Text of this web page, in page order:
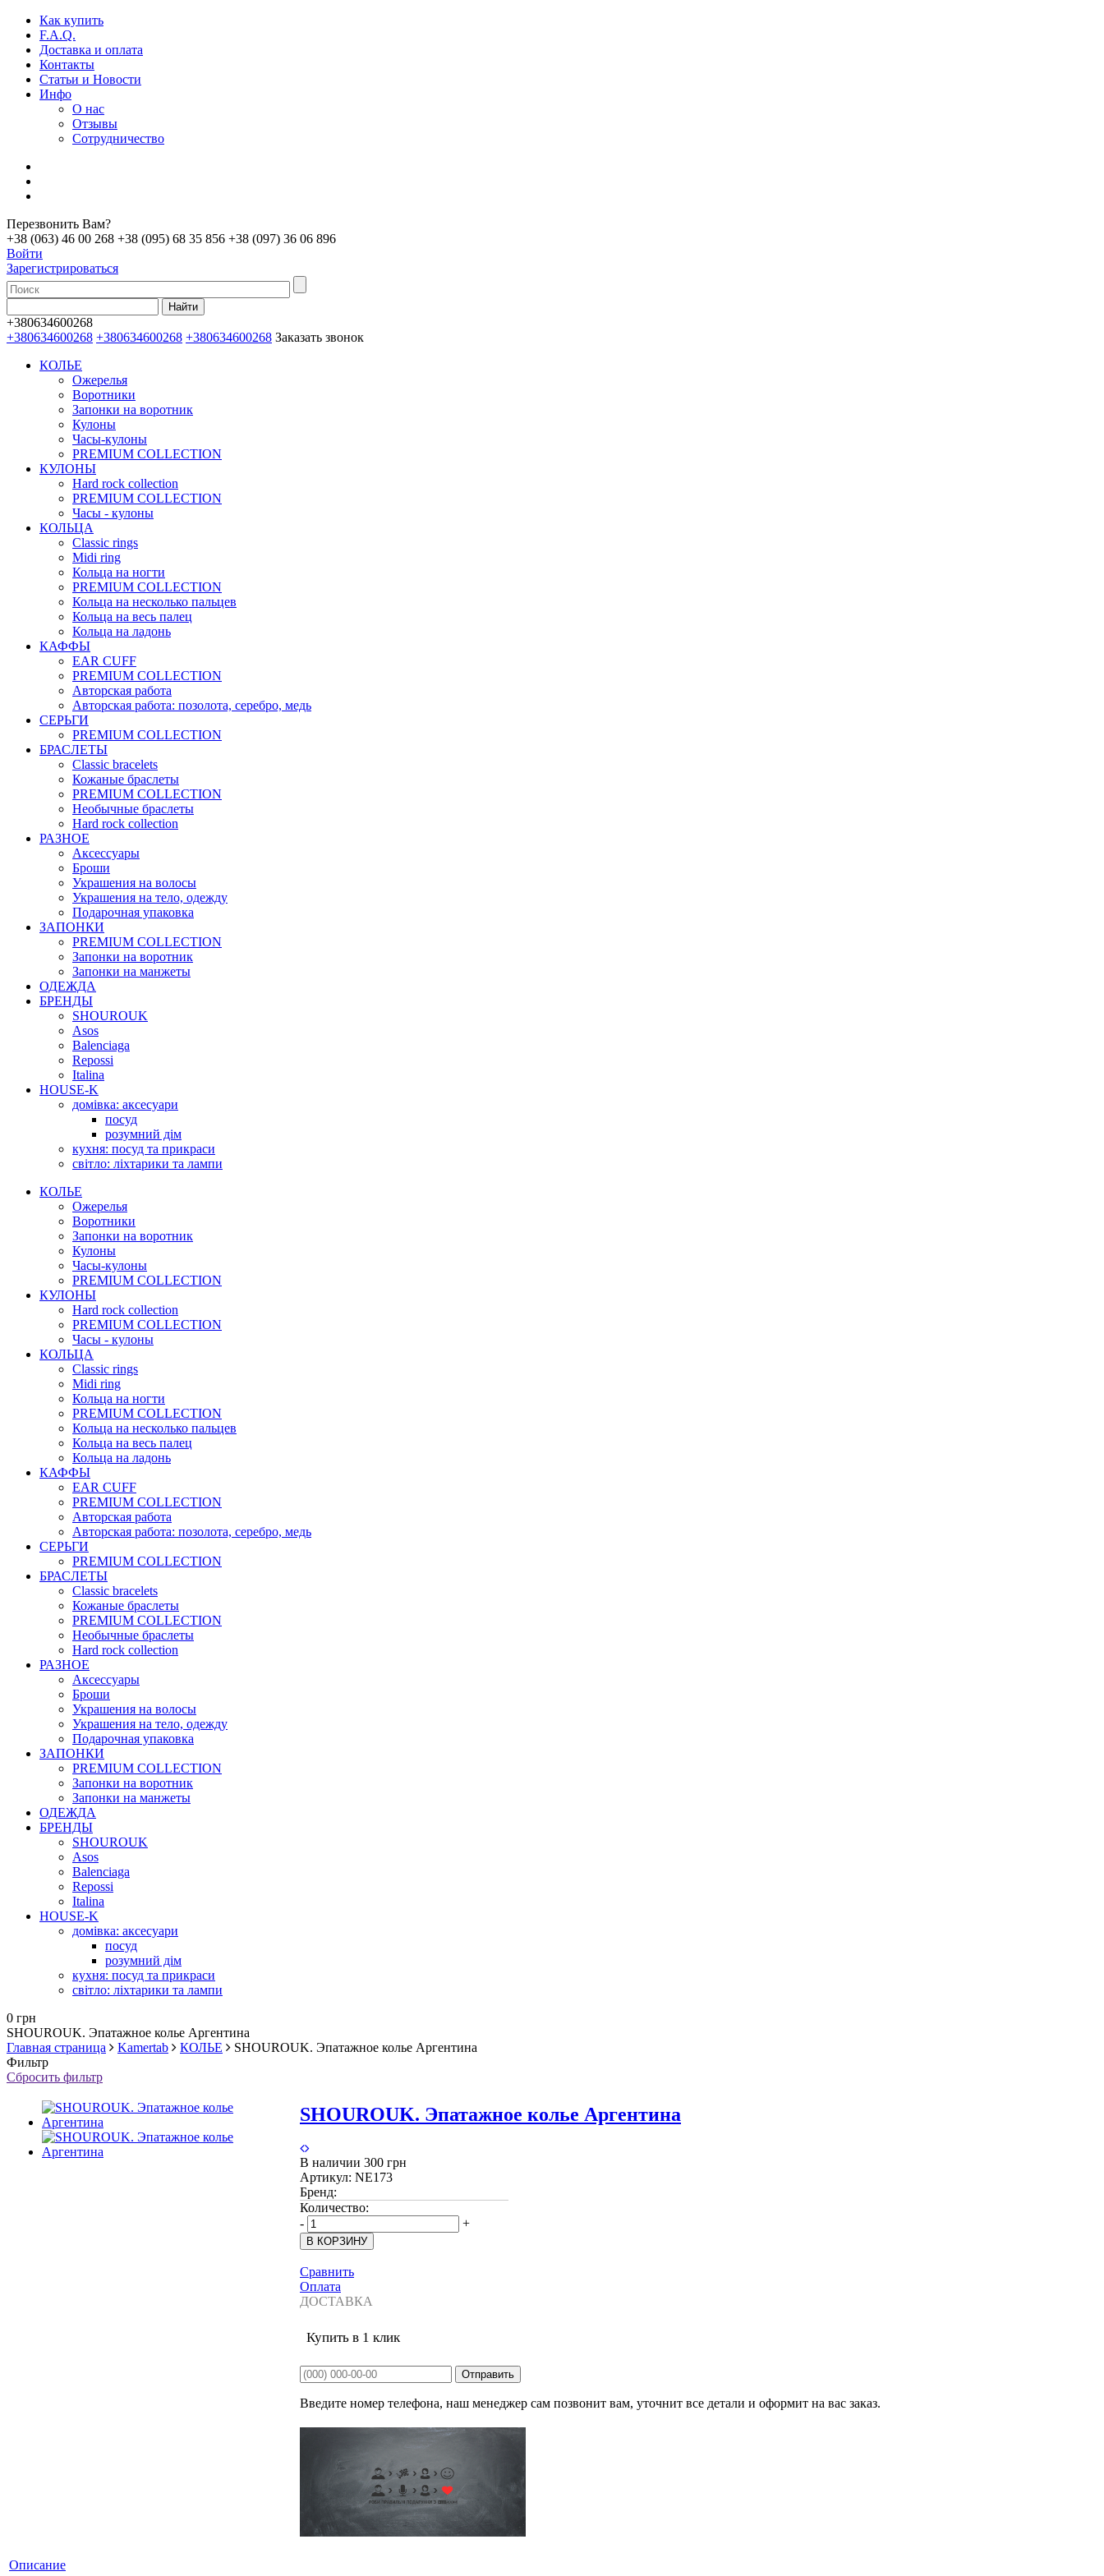
Как купить
F.A.Q.
Доставка и оплата
Контакты
Статьи и Новости
Инфо
О нас
Отзывы
Сотрудничество
Перезвонить Вам?
+38 (063) 46 00 268 +38 (095) 68 35 856 +38 (097) 36 06 896
Войти
Зарегистрироваться
+380634600268
+380634600268 +380634600268 +380634600268 Заказать звонок
КОЛЬЕ
Ожерелья
Воротники
Запонки на воротник
Кулоны
Часы-кулоны
PREMIUM COLLECTION
КУЛОНЫ
Hard rock collection
PREMIUM COLLECTION
Часы - кулоны
КОЛЬЦА
Classic rings
Midi ring
Кольца на ногти
PREMIUM COLLECTION
Кольца на несколько пальцев
Кольца на весь палец
Кольца на ладонь
КАФФЫ
EAR CUFF
PREMIUM COLLECTION
Авторская работа
Авторская работа: позолота, серебро, медь
СЕРЬГИ
PREMIUM COLLECTION
БРАСЛЕТЫ
Classic bracelets
Кожаные браслеты
PREMIUM COLLECTION
Необычные браслеты
Hard rock collection
РАЗНОЕ
Аксессуары
Броши
Украшения на волосы
Украшения на тело, одежду
Подарочная упаковка
ЗАПОНКИ
PREMIUM COLLECTION
Запонки на воротник
Запонки на манжеты
ОДЕЖДА
БРЕНДЫ
SHOUROUK
Asos
Balenciaga
Repossi
Italina
HOUSE-K
домівка: аксесуари
посуд
розумний дім
кухня: посуд та прикраси
світло: ліхтарики та лампи
КОЛЬЕ
Ожерелья
Воротники
Запонки на воротник
Кулоны
Часы-кулоны
PREMIUM COLLECTION
КУЛОНЫ
Hard rock collection
PREMIUM COLLECTION
Часы - кулоны
КОЛЬЦА
Classic rings
Midi ring
Кольца на ногти
PREMIUM COLLECTION
Кольца на несколько пальцев
Кольца на весь палец
Кольца на ладонь
КАФФЫ
EAR CUFF
PREMIUM COLLECTION
Авторская работа
Авторская работа: позолота, серебро, медь
СЕРЬГИ
PREMIUM COLLECTION
БРАСЛЕТЫ
Classic bracelets
Кожаные браслеты
PREMIUM COLLECTION
Необычные браслеты
Hard rock collection
РАЗНОЕ
Аксессуары
Броши
Украшения на волосы
Украшения на тело, одежду
Подарочная упаковка
ЗАПОНКИ
PREMIUM COLLECTION
Запонки на воротник
Запонки на манжеты
ОДЕЖДА
БРЕНДЫ
SHOUROUK
Asos
Balenciaga
Repossi
Italina
HOUSE-K
домівка: аксесуари
посуд
розумний дім
кухня: посуд та прикраси
світло: ліхтарики та лампи
0 грн
SHOUROUK. Эпатажное колье Аргентина
Главная страница
Kamertab КОЛЬЕ
SHOUROUK. Эпатажное колье Аргентина
Фильтр
Сбросить фильтр
SHOUROUK. Эпатажное колье Аргентина
В наличии 300 грн
Артикул: NE173
Бренд:
Количество:
-
+
Сравнить
Оплата
ДОСТАВКА
Купить в 1 клик
Введите номер телефона, наш менеджер сам позвонит вам, уточнит все детали и оформит на вас заказ.
Описание